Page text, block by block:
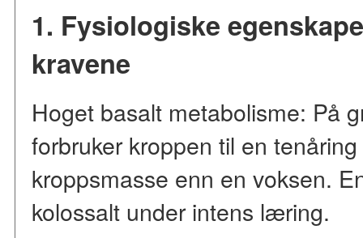
1. Fysiologiske
kravene
Hoget basalt metabolisme: På
forbruker kroppen til en
kroppsmasse enn en voksen.
kolossalt under intens læring.